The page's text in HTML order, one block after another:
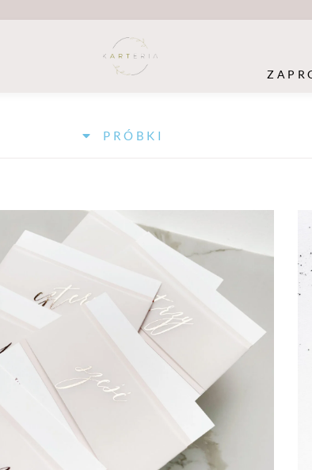
PRÓBKI